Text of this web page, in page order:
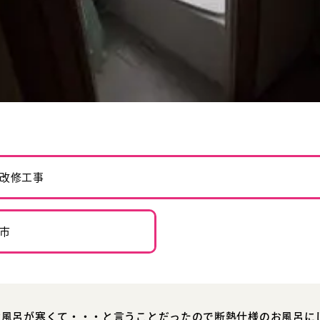
修工事
呂が寒くて・・・と言うことだったので断熱仕様のお風呂